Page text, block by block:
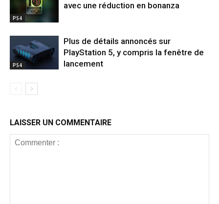
PS4
avec une réduction en bonanza
PS4
Plus de détails annoncés sur
PlayStation 5, y compris la fenêtre de
lancement
LAISSER UN COMMENTAIRE